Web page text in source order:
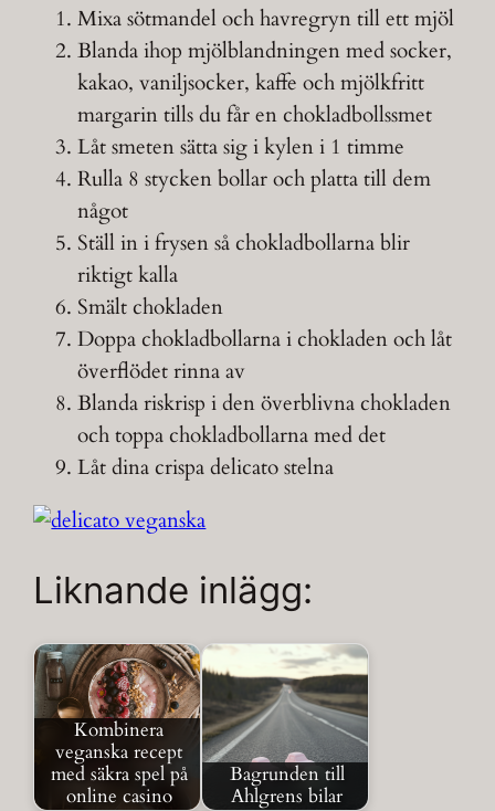
Mixa sötmandel och havregryn till ett mjöl
Blanda ihop mjölblandningen med socker,
kakao, vaniljsocker, kaffe och mjölkfritt
margarin tills du får en chokladbollssmet
Låt smeten sätta sig i kylen i 1 timme
Rulla 8 stycken bollar och platta till dem
något
Ställ in i frysen så chokladbollarna blir
riktigt kalla
Smält chokladen
Doppa chokladbollarna i chokladen och låt
överflödet rinna av
Blanda riskrisp i den överblivna chokladen
och toppa chokladbollarna med det
Låt dina crispa delicato stelna
Liknande inlägg:
Kombinera
veganska recept
med säkra spel på
online casino
Bagrunden till
Ahlgrens bilar